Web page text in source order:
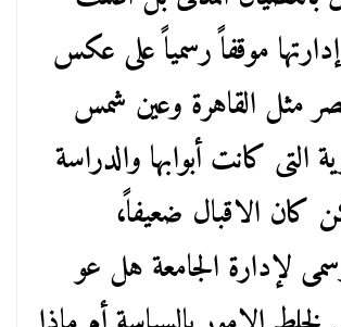
موقفاً رسمياً على عكس
مثل القاهرة وعين شمس
التى كانت أبوابها والدراسة
كان الاقبال ضعيفاً،
لإدارة الجامعة هل عو